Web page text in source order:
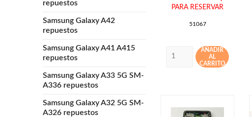
repuestos
Samsung Galaxy A42
repuestos
Samsung Galaxy A41 A415
repuestos
Samsung Galaxy A33 5G SM-
A336 repuestos
Samsung Galaxy A32 5G SM-
A326 repuestos
PARA RESERVAR
51067
AÑADIR
AL
CARRITO